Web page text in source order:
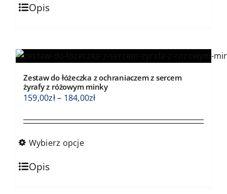
produkt
wariantów.
można
wybrać
stronie
produktu
Opis
Zestaw do łóżeczka z ochraniaczem z sercem
żyrafy z różowym minky
159,00zł– 184,00złZakres
od
Wybierz opcje
Ten
produkt
Opis